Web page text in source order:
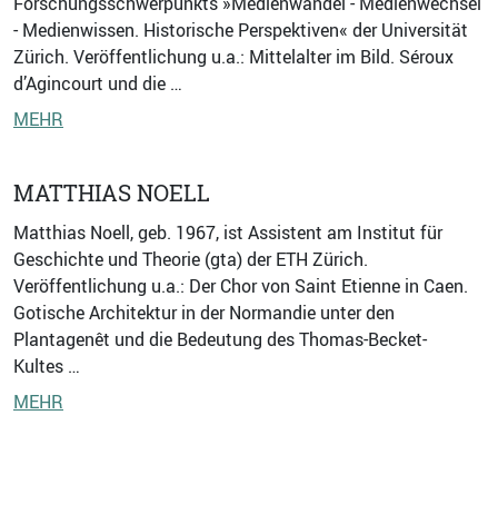
- Medienwissen. Historische Perspektiven« der Universität
Zürich. Veröffentlichung u.a.: Mittelalter im Bild. Séroux
d’Agincourt und die …
MEHR
MATTHIAS NOELL
Matthias Noell, geb. 1967, ist Assistent am Institut für
Geschichte und Theorie (gta) der ETH Zürich.
Veröffentlichung u.a.: Der Chor von Saint Etienne in Caen.
Gotische Architektur in der Normandie unter den
Plantagenêt und die Bedeutung des Thomas-Becket-
Kultes …
MEHR